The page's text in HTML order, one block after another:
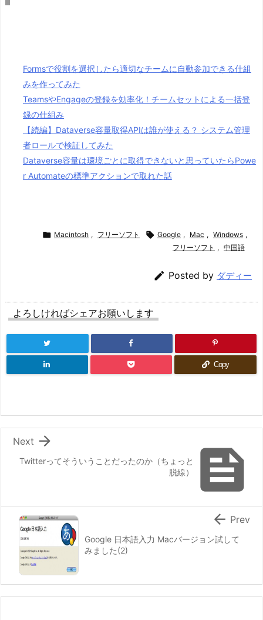
Formsで役割を選択したら適切なチームに自動参加できる仕組
みを作ってみた
TeamsやEngageの登録を効率化！チームセットによる一括登
録の仕組み
【続編】Dataverse容量取得APIは誰が使える？ システム管理
者ロールで検証してみた
Dataverse容量は環境ごとに取得できないと思っていたらPowe
r Automateの標準アクションで取れた話
 Macintosh , フリーソフト  Google , Mac , Windows ,
フリーソフト , 中国語
 Posted by ダディー
よろしければシェアお願いします
Copy

Twitterってそういうことだったのか（ちょっと
脱線）

Next
Google 日本語入力 Macバージョン試して
みました(2)
 Prev